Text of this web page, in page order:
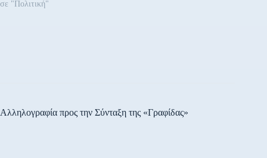
σε "Πολιτική"
Αλληλογραφία προς την Σύνταξη της «Γραφίδας»